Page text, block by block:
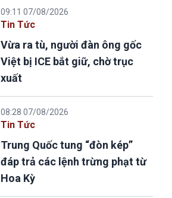
09:11 07/08/2026
Tin Tức
Vừa ra tù, người đàn ông gốc
Việt bị ICE bắt giữ, chờ trục
xuất
08:28 07/08/2026
Tin Tức
Trung Quốc tung “đòn kép”
đáp trả các lệnh trừng phạt từ
Hoa Kỳ